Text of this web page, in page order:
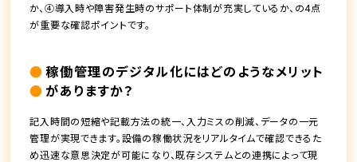
か、④導入時や障害発生時のサポート体制が充実しているか、の4点
が重要な確認ポイントです。
稼働管理のデジタル化にはどのようなメリット
がありますか？
記入時間の短縮や記載方法の統一、入力ミスの削減、データの一元
管理が実現できます。設備の稼働状況をリアルタイムで確認できるた
め迅速な意思決定が可能になり、既存システムとの連携によって現